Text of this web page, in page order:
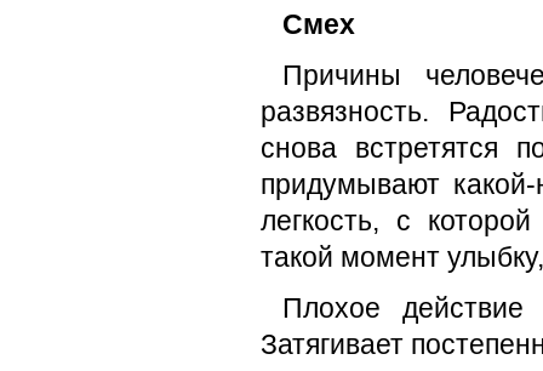
Смех
Причины
развязность.
снова встретятся
придумывают
легкость, с
такой момент
Плохое
Затягивает